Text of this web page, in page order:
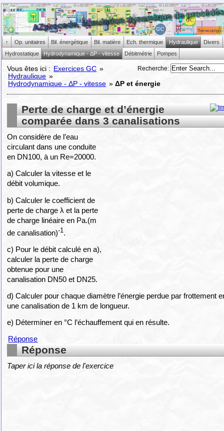
↑ Op. unitaires Bil. énergétique Bil. matière Ech. thermique Hydraulique
Divers
Hydrostatique
Hydrodynamique - ΔP - vitesse Débitmétrie Pompes
Recherche:
Vous êtes ici : Exercices GC »
Hydraulique »
Hydrodynamique - ΔP - vitesse »ΔP et énergie
Perte de charge et d’énergie
comparée dans 3 canalisations
On considère de l’eau
circulant dans une conduite
en DN100, à un Re=20000.
a) Calculer la vitesse et le
débit volumique.
b) Calculer le coefficient de
perte de charge λ et la perte
de charge linéaire en Pa.(m
de canalisation)-1 .
c) Pour le débit calculé en a),
calculer la perte de charge
obtenue pour une
canalisation DN50 et DN25.
d) Calculer pour chaque diamètre l’énergie perdue par frottement
une canalisation de 1 km de longueur.
e) Déterminer en °C l’échauffement qui en résulte.
Réponse
Réponse
Taper ici la réponse de l'exercice